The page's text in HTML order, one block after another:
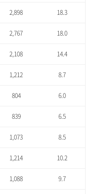
2,898 18.3
2,767 18.0
2,108 14.4
1,212 8.7
804 6.0
839 6.5
1,073 8.5
1,214 10.2
1,088 9.7